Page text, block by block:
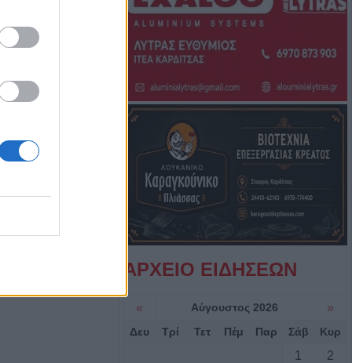
και μέτρα
σώθηκε στα
Ζωή
– Στο
ΑΡΧΕΙΟ ΕΙΔΗΣΕΩΝ
« Αύγουστος 2026 »
Δευ Τρί Τετ Πέμ Παρ Σάβ Κυρ
1
2